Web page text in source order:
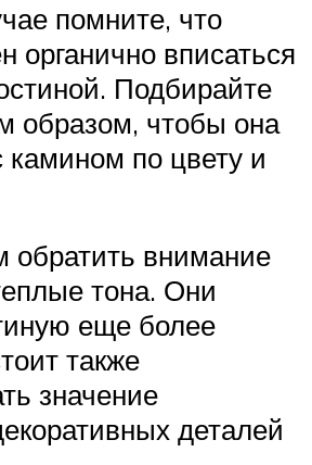
помните, что
органично вписаться
Подбирайте
образом, чтобы она
камином по цвету и
обратить внимание
тона. Они
еще более
также
значение
деталей